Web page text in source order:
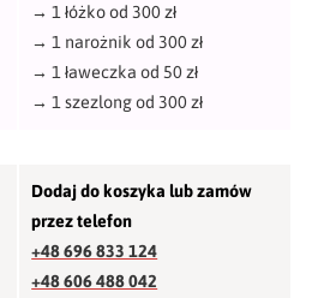
→1 łóżko od 300 zł
→1 narożnik od 300 zł
→1 ławeczka od 50 zł
→1 szezlong od 300 zł
Dodaj do koszyka lub zamów
przez telefon
+48 696 833 124
+48 606 488 042